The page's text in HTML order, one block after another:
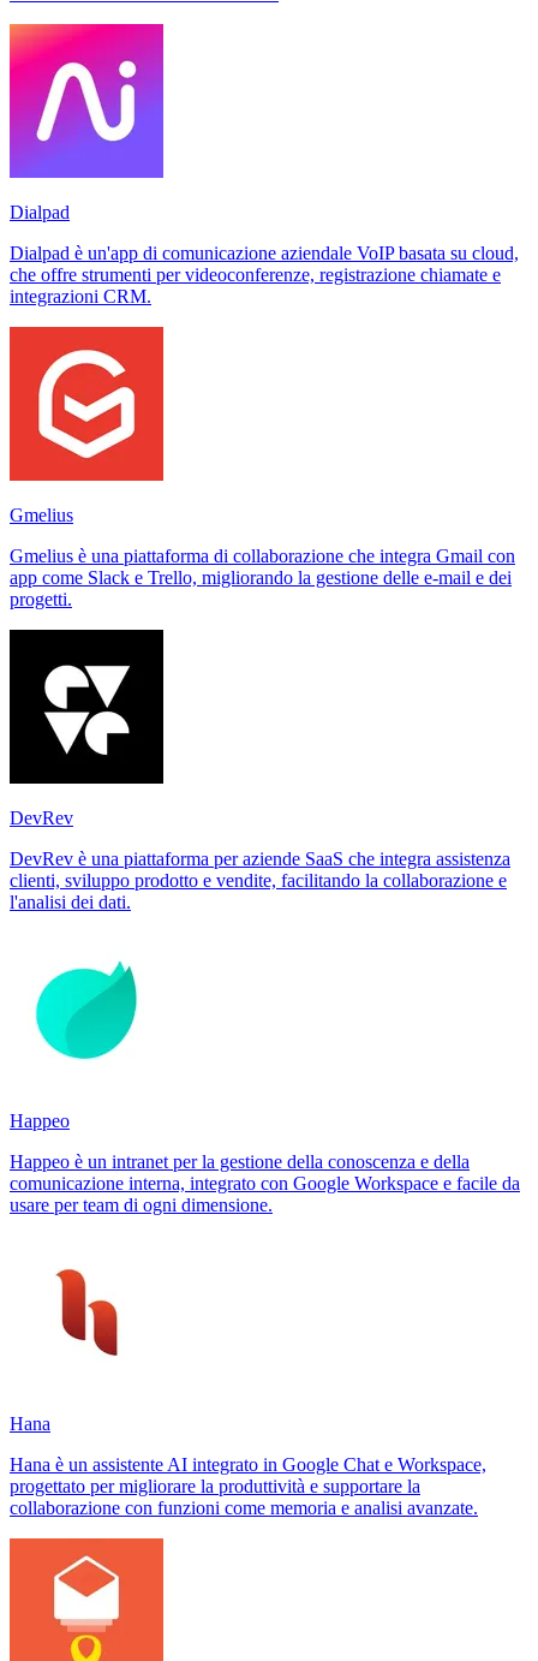
Dialpad
Dialpad è un'app di comunicazione aziendale VoIP basata su cloud,
che offre strumenti per videoconferenze, registrazione chiamate e
integrazioni CRM.
Gmelius
Gmelius è una piattaforma di collaborazione che integra Gmail con
app come Slack e Trello, migliorando la gestione delle e-mail e dei
progetti.
DevRev
DevRev è una piattaforma per aziende SaaS che integra assistenza
clienti, sviluppo prodotto e vendite, facilitando la collaborazione e
l'analisi dei dati.
Happeo
Happeo è un intranet per la gestione della conoscenza e della
comunicazione interna, integrato con Google Workspace e facile da
usare per team di ogni dimensione.
Hana
Hana è un assistente AI integrato in Google Chat e Workspace,
progettato per migliorare la produttività e supportare la
collaborazione con funzioni come memoria e analisi avanzate.